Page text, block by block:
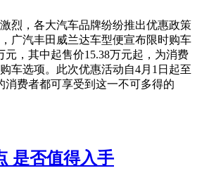
烈，各大汽车品牌纷纷推出优惠政策
广汽丰田威兰达车型便宣布限时购车
元，其中起售价15.38万元起，为消费
车选项。此次优惠活动自4月1日起至
消费者都可享受到这一不可多得的
是否值得入手